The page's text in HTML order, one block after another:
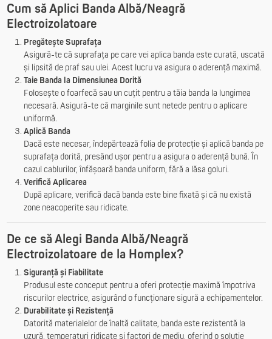
Cum să Aplici Banda Albă/Neagră
Electroizolatoare
Pregătește Suprafața
Asigură-te că suprafața pe care vei aplica banda este curată, uscată
și lipsită de praf sau ulei. Acest lucru va asigura o aderență maximă.
Taie Banda la Dimensiunea Dorită
Folosește o foarfecă sau un cuțit pentru a tăia banda la lungimea
necesară. Asigură-te că marginile sunt netede pentru o aplicare
uniformă.
Aplică Banda
Dacă este necesar, îndepărtează folia de protecție și aplică banda pe
suprafața dorită, presând ușor pentru a asigura o aderență bună. În
cazul cablurilor, înfășoară banda uniform, fără a lăsa goluri.
Verifică Aplicarea
După aplicare, verifică dacă banda este bine fixată și că nu există
zone neacoperite sau ridicate.
De ce să Alegi Banda Albă/Neagră
Electroizolatoare de la Homplex?
Siguranță și Fiabilitate
Produsul este conceput pentru a oferi protecție maximă împotriva
riscurilor electrice, asigurând o funcționare sigură a echipamentelor.
Durabilitate și Rezistență
Datorită materialelor de înaltă calitate, banda este rezistentă la
uzură, temperaturi ridicate și factori de mediu, oferind o soluție